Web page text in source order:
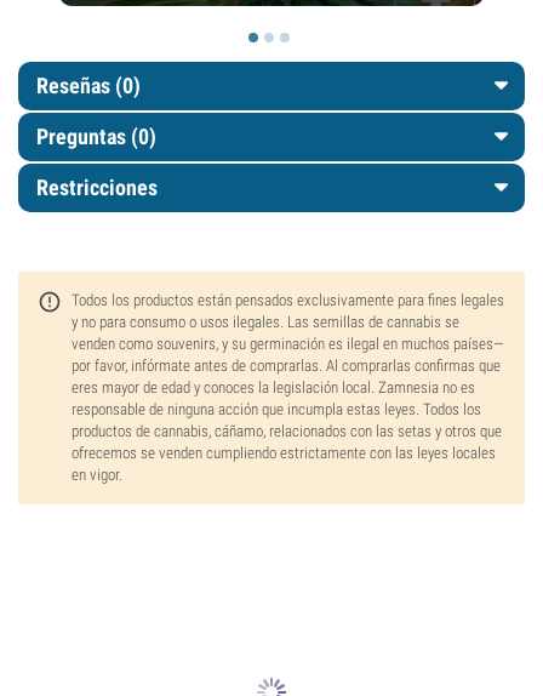
Reseñas (0)
Preguntas (0)
Restricciones
Todos los productos están pensados exclusivamente para fines legales
y no para consumo o usos ilegales. Las semillas de cannabis se
venden como souvenirs, y su germinación es ilegal en muchos países—
por favor, infórmate antes de comprarlas. Al comprarlas confirmas que
eres mayor de edad y conoces la legislación local. Zamnesia no es
responsable de ninguna acción que incumpla estas leyes. Todos los
productos de cannabis, cáñamo, relacionados con las setas y otros que
ofrecemos se venden cumpliendo estrictamente con las leyes locales
en vigor.